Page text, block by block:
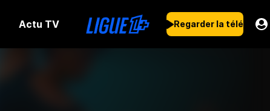
Actu TV Regarder la télé